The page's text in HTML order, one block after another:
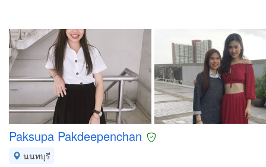
Paksupa Pakdeepenchan
นนทบุรี